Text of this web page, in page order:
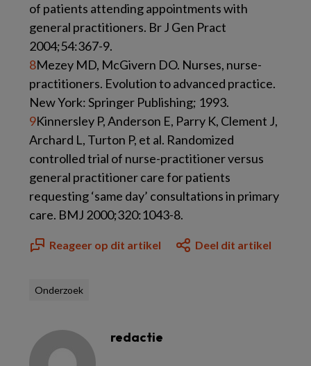
of patients attending appointments with
general practitioners. Br J Gen Pract
2004;54:367-9.
8Mezey MD, McGivern DO. Nurses, nurse-
practitioners. Evolution to advanced practice.
New York: Springer Publishing; 1993.
9Kinnersley P, Anderson E, Parry K, Clement J,
Archard L, Turton P, et al. Randomized
controlled trial of nurse-practitioner versus
general practitioner care for patients
requesting ‘same day’ consultations in primary
care. BMJ 2000;320:1043-8.
Reageer op dit artikel Deel dit artikel
Onderzoek
redactie